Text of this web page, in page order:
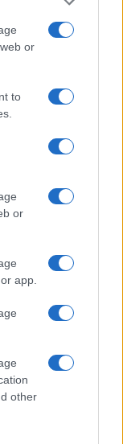
or
to
or
app.
other
della lavanda
il programma